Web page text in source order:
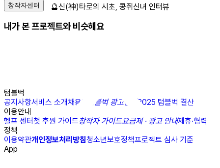
창작자센터
내가 본 프로젝트와 비슷해요
텀블벅
공지사항서비스 소개채용N 텀블벅 광고센터
2025 텀블벅 결산
이용안내
헬프 센터첫 후원 가이드창작자 가이드요금제 · 광고 안내제휴·협력
정책
이용약관개인정보처리방침청소년보호정책프로젝트 심사 기준
App
🔮신(神)타로의 시초, 콩쥐신녀 인터뷰